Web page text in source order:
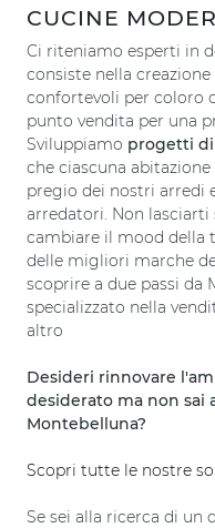
CUCINE
Ci riteniamo esperti in
consiste nella
confortevoli per coloro
punto vendita per una
Sviluppiamo progetti
che ciascuna
pregio dei nostri arredi
arredatori. Non
cambiare il mood della
delle migliori marche
scoprire a due passi da
specializzato nella
altro
Desideri rinnovare
desiderato ma non sai
Montebelluna?
Scopri tutte le nostre
Se sei alla ricerca di